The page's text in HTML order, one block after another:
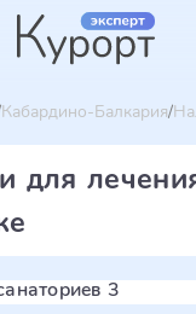
Кабардино-Балкария
для
3